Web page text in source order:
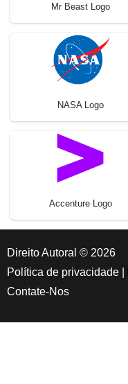
Mr Beast Logo
NASA Logo
Accenture Logo
Direito Autoral © 2026
Política de privacidade
Contate-Nos